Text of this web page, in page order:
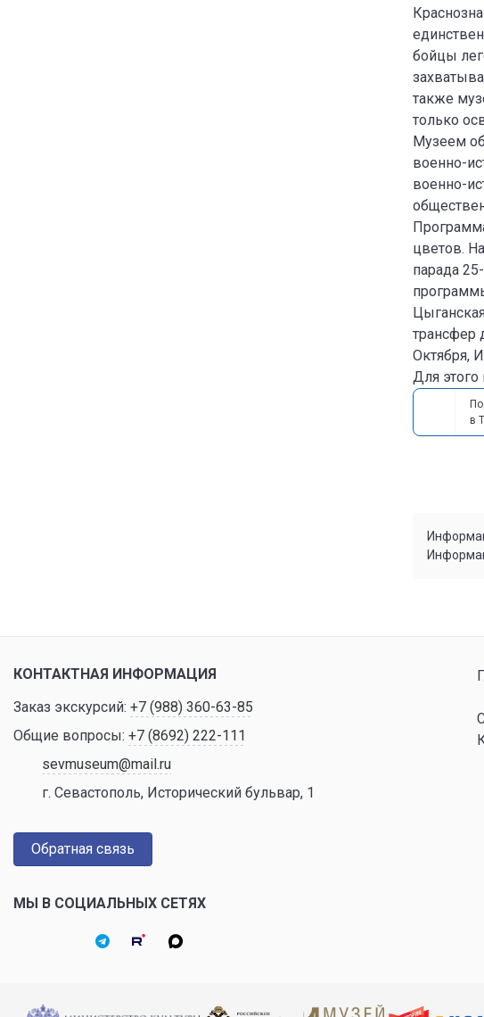
бойцы
также
только
Музеем
военно-
военно-
цветов.
парада
трансфер
Октября,
Для этого
в
КОНТАКТНАЯ ИНФОРМАЦИЯ
Заказ экскурсий: +7 (988) 360-63-85
Общие вопросы: +7 (8692) 222-111
sevmuseum@mail.ru
г. Севастополь, Исторический бульвар, 1
Обратная связь
МЫ В СОЦИАЛЬНЫХ СЕТЯХ